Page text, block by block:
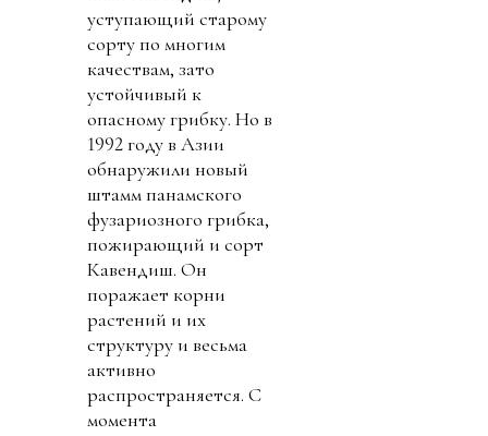
уступающий старому
сорту по многим
качествам, зато
устойчивый к
опасному грибку. Но в
1992 году в Азии
обнаружили новый
штамм панамского
фузариозного грибка,
пожирающий и сорт
Кавендиш. Он
поражает корни
растений и их
структуру и весьма
активно
распространяется. С
момента